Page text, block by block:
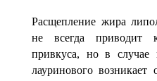
Расщепление жира
не всегда приводит
привкуса, но в случае
лауринового возни­кает